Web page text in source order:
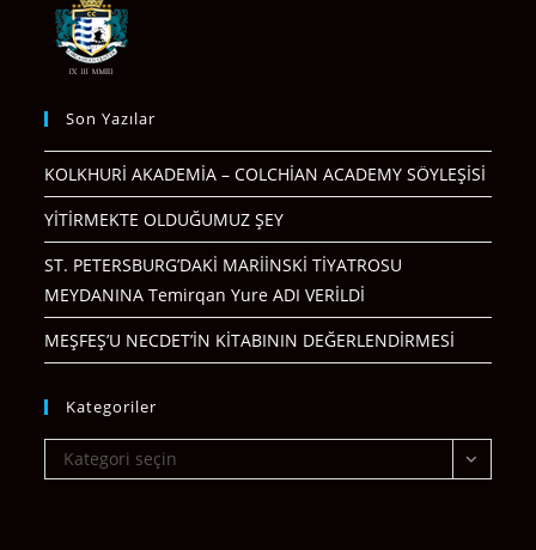
Son Yazılar
KOLKHURİ AKADEMİA – COLCHİAN ACADEMY SÖYLEŞİSİ
YİTİRMEKTE OLDUĞUMUZ ŞEY
ST. PETERSBURG’DAKİ MARİİNSKİ TİYATROSU
MEYDANINA Temirqan Yure ADI VERİLDİ
MEŞFEŞ’U NECDET’İN KİTABININ DEĞERLENDİRMESİ
Kategoriler
Kategoriler
Kategori seçin